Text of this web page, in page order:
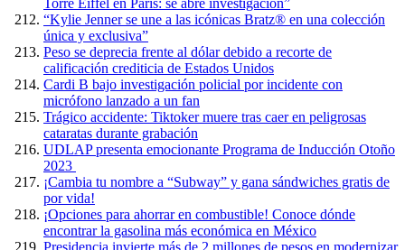
Torre Eiffel en París: se abre investigación”
“Kylie Jenner se une a las icónicas Bratz® en una colección
única y exclusiva”
Peso se deprecia frente al dólar debido a recorte de
calificación crediticia de Estados Unidos
Cardi B bajo investigación policial por incidente con
micrófono lanzado a un fan
Trágico accidente: Tiktoker muere tras caer en peligrosas
cataratas durante grabación
UDLAP presenta emocionante Programa de Inducción Otoño
2023
¡Cambia tu nombre a “Subway” y gana sándwiches gratis de
por vida!
¡Opciones para ahorrar en combustible! Conoce dónde
encontrar la gasolina más económica en México
Presidencia invierte más de 2 millones de pesos en modernizar